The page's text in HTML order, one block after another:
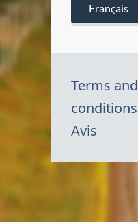
Français
Terms and
conditions
Avis